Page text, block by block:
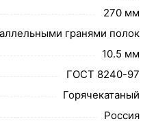
270 мм
гранями полок
10.5 мм
ГОСТ 8240-97
Горячекатаный
Россия